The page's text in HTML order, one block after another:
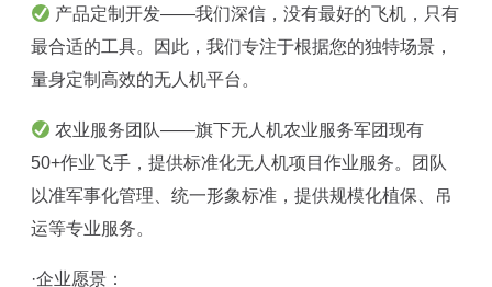
产品定制开发——我们深信，没有最好的飞机，只有
最合适的工具。因此，我们专注于根据您的独特场景，
量身定制高效的无人机平台。
农业服务团队——旗下无人机农业服务军团现有
50+作业飞手，提供标准化无人机项目作业服务。团队
以准军事化管理、统一形象标准，提供规模化植保、吊
运等专业服务。
·企业愿景：